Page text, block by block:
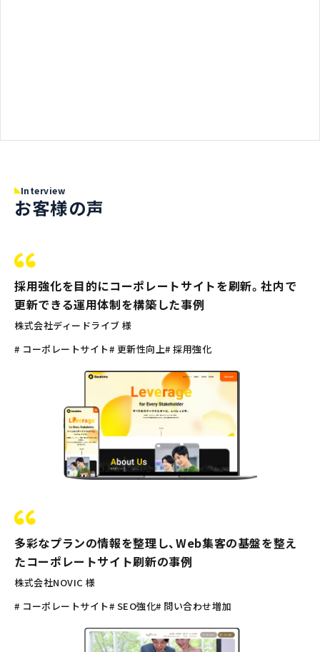
Interview
お客様の声
採用強化を目的にコーポレートサイトを刷新。社内で
更新できる運用体制を構築した事例
株式会社ディードライブ 様
# コーポレートサイト# 更新性向上# 採用強化
多彩なプランの情報を整理し、Web集客の基盤を整え
たコーポレートサイト刷新の事例
株式会社NOVIC 様
# コーポレートサイト# SEO強化# 問い合わせ増加